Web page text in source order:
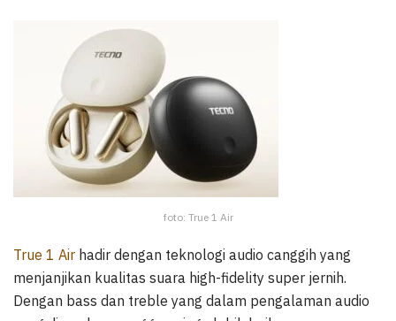
foto: True 1 Air
True 1 Air hadir dengan teknologi audio canggih yang
menjanjikan kualitas suara high-fidelity super jernih.
Dengan bass dan treble yang dalam pengalaman audio